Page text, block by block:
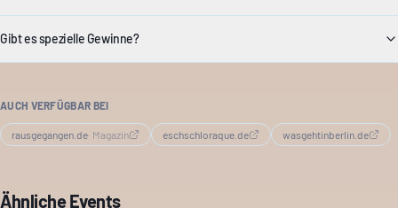
Gibt es spezielle Gewinne?
AUCH VERFÜGBAR BEI
rausgegangen.de· Magazin eschschloraque.de wasgehtinberlin.de
Ähnliche Events